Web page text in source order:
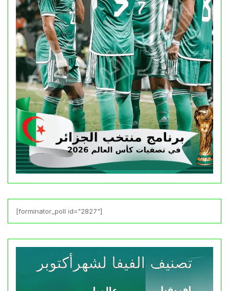
[forminator_poll id="2827"]